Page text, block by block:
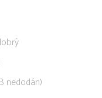
nedodán)